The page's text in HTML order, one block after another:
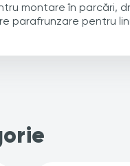
montare în parcări,
parafrunzare pentru